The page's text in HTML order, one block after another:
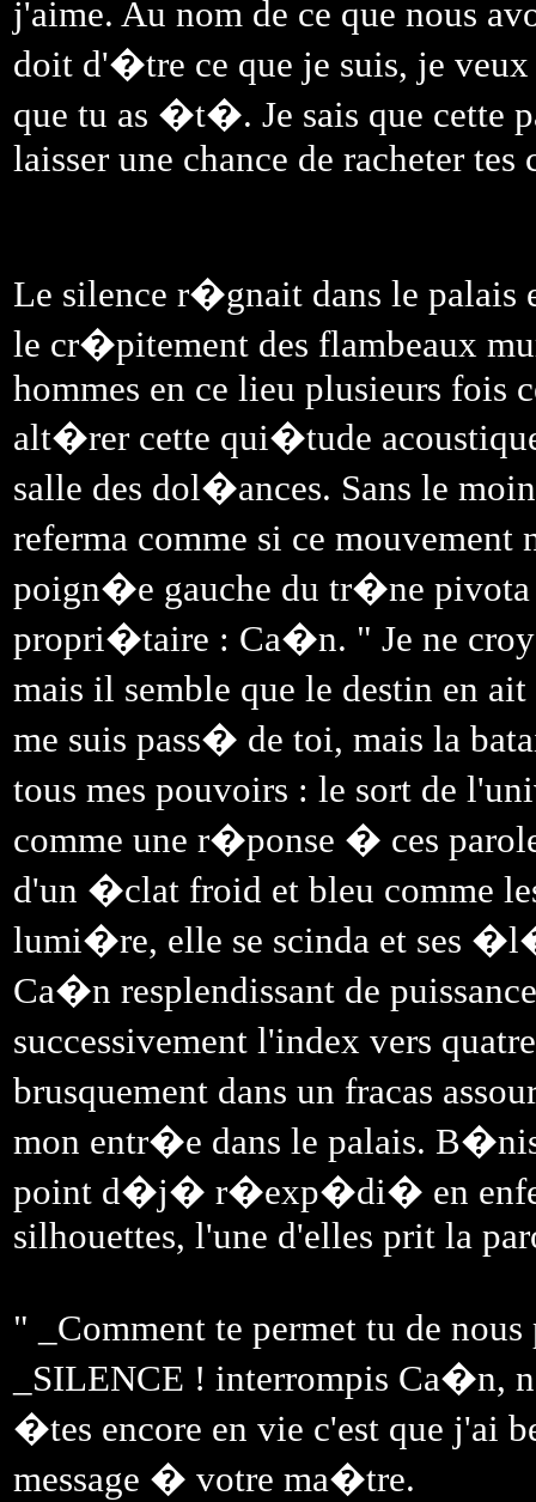
j'aime. Au nom de ce que nous
doit d'�tre ce que je suis, je veux
que tu as �t�. Je sais que cette
laisser une chance de racheter tes
Le silence r�gnait dans le palais
le cr�pitement des flambeaux
hommes en ce lieu plusieurs fois
alt�rer cette qui�tude
salle des dol�ances. Sans le
referma comme si ce
poign�e gauche du tr�ne
propri�taire : Ca�n. " Je ne
mais il semble que le destin en
me suis pass� de toi, mais la
tous mes pouvoirs : le sort de
comme une r�ponse � ces
d'un �clat froid et bleu comme
lumi�re, elle se scinda et ses
Ca�n resplendissant de
successivement l'index vers
brusquement dans un fracas
mon entr�e dans le palais.
point d�j� r�exp�di� en enfer
silhouettes, l'une d'elles prit la
" _Comment te permet tu de
_SILENCE ! interrompis Ca�n,
�tes encore en vie c'est que j'ai
message � votre ma�tre.